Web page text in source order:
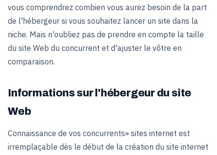
vous comprendrez combien vous aurez besoin de la part
de l'hébergeur si vous souhaitez lancer un site dans la
niche. Mais n'oubliez pas de prendre en compte la taille
du site Web du concurrent et d'ajuster le vôtre en
comparaison.
Informations sur l'hébergeur du site
Web
Connaissance de vos concurrents» sites internet est
irremplaçable dès le début de la création du site internet